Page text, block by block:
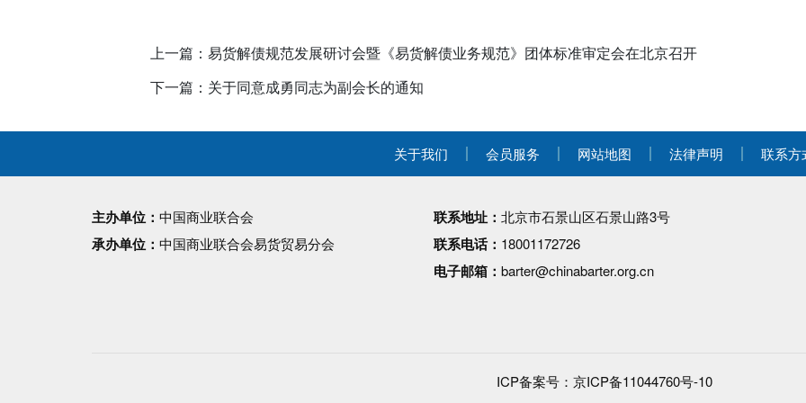
上一篇：易货解债规范发展研讨会暨《易货解债业务规范》团体标准审定会在北京召开
下一篇：关于同意成勇同志为副会长的通知
关于我们 会员服务 网站地图 法律声明 联系方
主办单位： 中国商业联合会
承办单位： 中国商业联合会易货贸易分会
联系地址： 北京市石景山区石景山路3号
联系电话： 18001172726
电子邮箱： barter@chinabarter.org.cn
ICP备案号： 京ICP备11044760号-10